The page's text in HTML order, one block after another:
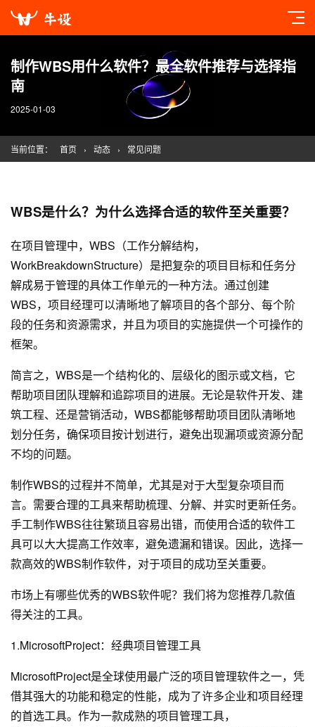
制作WBS用什么软件？最全软件推荐与选择指
南
2025-01-03
当前位置： 首页 › 动态 › 常见问题
WBS是什么？为什么选择合适的软件至关重要？
在项目管理中，WBS（工作分解结构，
WorkBreakdownStructure）是把复杂的项目目标和任务分
解成易于管理的具体工作单元的一种方法。通过创建
WBS，项目经理可以清晰地了解项目的各个部分、每个阶
段的任务和资源需求，并且为项目的实施提供一个可操作的
框架。
简言之，WBS是一个结构化的、层级化的图示或文档，它
帮助项目团队理解和追踪项目的进展。无论是软件开发、建
筑工程、还是营销活动，WBS都能够帮助项目团队清晰地
划分任务，确保项目按计划进行，避免出现漏项或资源分配
不均的问题。
制作WBS的过程并不简单，尤其是对于大型复杂项目而
言。需要合理的工具来帮助梳理、分解、并实时更新任务。
手工制作WBS往往繁琐且容易出错，而使用合适的软件工
具可以大大提高工作效率，避免遗漏和错误。因此，选择一
款高效的WBS制作软件，对于项目的成功至关重要。
市场上有哪些优秀的WBS软件呢？我们将为您推荐几款值
得关注的工具。
1.MicrosoftProject：经典项目管理工具
MicrosoftProject是全球使用最广泛的项目管理软件之一，凭
借其强大的功能和稳定的性能，成为了许多企业和项目经理
的首选工具。作为一款成熟的项目管理工具，